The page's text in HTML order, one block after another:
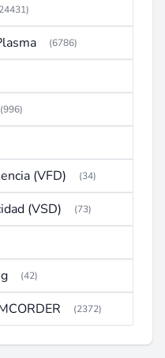
(6786)
(996)
(VFD) (34)
(VSD) (73)
(42)
(2372)